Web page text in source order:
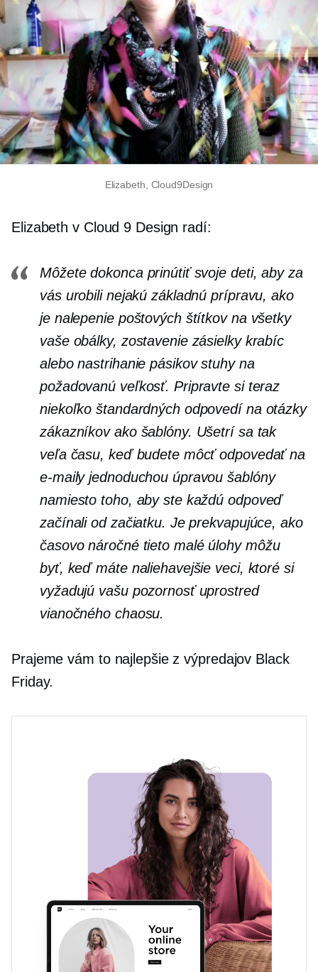
Elizabeth, Cloud9Design
Elizabeth v Cloud 9 Design radí:
Môžete dokonca prinútiť svoje deti, aby za
vás urobili nejakú základnú prípravu, ako
je nalepenie poštových štítkov na všetky
vaše obálky, zostavenie zásielky krabíc
alebo nastrihanie pásikov stuhy na
požadovanú veľkosť. Pripravte si teraz
niekoľko štandardných odpovedí na otázky
zákazníkov ako šablóny. Ušetrí sa tak
veľa času, keď budete môcť odpovedať na
e-maily jednoduchou úpravou šablóny
namiesto toho, aby ste každú odpoveď
začínali od začiatku. Je prekvapujúce, ako
časovo náročnétieto malé úlohy môžu
byť, keď máte naliehavejšie veci, ktoré si
vyžadujú vašu pozornosť uprostred
vianočného chaosu.
Prajeme vám to najlepšie z výpredajov Black
Friday.